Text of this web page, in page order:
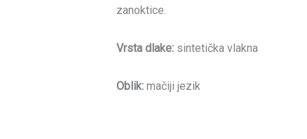
zanoktice.
Vrsta dlake: sintetička vlakna
Oblik: mačiji jezik